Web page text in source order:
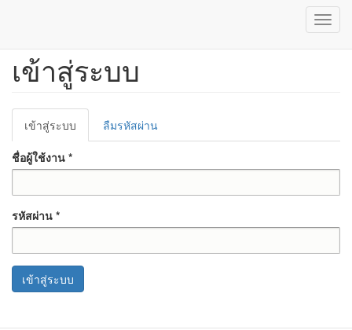
เนื้อหา
เข้าสู่ระบบ
Primary
tabs
เข้าสู่ระบบ
ปัจจุบัน)
ลืมรหัสผ่าน
ชื่อผู้ใช้งาน *
รหัสผ่าน *
เข้าสู่ระบบ